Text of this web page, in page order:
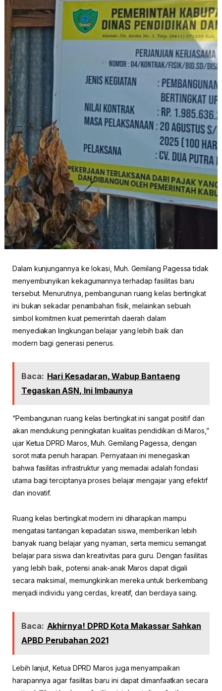
Dalam kunjungannya ke lokasi, Muh. Gemilang Pagessa tidak
menyembunyikan kekagumannya terhadap fasilitas baru
tersebut. Menurutnya, pembangunan ruang kelas bertingkat
ini bukan sekadar penambahan fisik, melainkan sebuah
simbol komitmen kuat pemerintah daerah dalam
menyediakan lingkungan belajar yang lebih baik dan
modern bagi generasi penerus.
Baca: Hari Kesadaran, Wabup Bantaeng
Tegaskan ASN, Ini Imbaunya
“Pembangunan ruang kelas bertingkat ini sangat positif dan
akan mendukung peningkatan kualitas pendidikan di Maros,”
ujar Ketua DPRD Maros, Muh. Gemilang Pagessa, dengan
sorot mata penuh harapan. Pernyataan ini menegaskan
bahwa fasilitas infrastruktur yang memadai adalah fondasi
utama bagi terciptanya proses belajar mengajar yang efektif
dan inovatif.
Ruang kelas bertingkat modern ini diharapkan mampu
mengatasi tantangan kepadatan siswa, memberikan lebih
banyak ruang belajar yang nyaman, serta memicu semangat
belajar para siswa dan kreativitas para guru. Dengan fasilitas
yang lebih baik, potensi anak-anak Maros dapat digali
secara maksimal, memungkinkan mereka untuk berkembang
menjadi individu yang cerdas, kreatif, dan berdaya saing.
Baca: Akhirnya! DPRD Kota Makassar Sahkan
APBD Perubahan 2021
Lebih lanjut, Ketua DPRD Maros juga menyampaikan
harapannya agar fasilitas baru ini dapat dimanfaatkan secara